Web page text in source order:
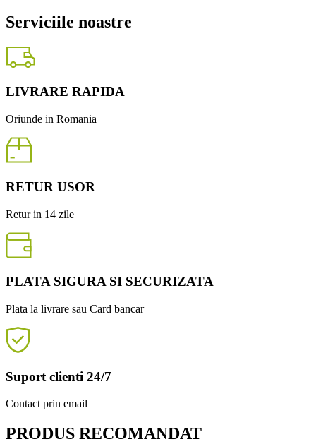
Serviciile noastre
LIVRARE RAPIDA
Oriunde in Romania
RETUR USOR
Retur in 14 zile
PLATA SIGURA SI SECURIZATA
Plata la livrare sau Card bancar
Suport clienti 24/7
Contact prin email
PRODUS RECOMANDAT